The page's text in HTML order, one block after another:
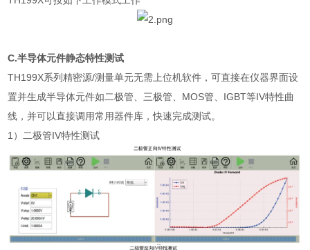
C.半导体元件静态特性测试
TH199X系列精密源/测量单元无需上位机软件，可直接在仪器界面设
置并生成半导体元件如二极管、三极管、 MOS管、 IGBT等IV特性曲
线，并可以直接调用常用器件库，快速完成测试。
1 ）二极管IV特性测试